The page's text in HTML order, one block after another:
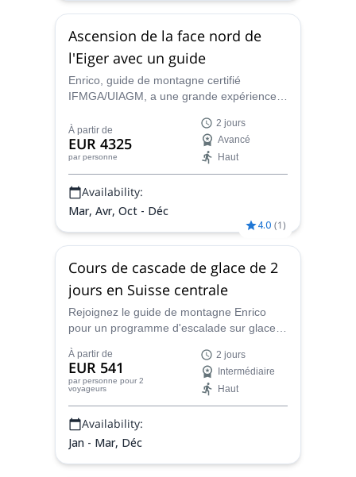
Ascension de la face nord de
l'Eiger avec un guide
Enrico, guide de montagne certifié
IFMGA/UIAGM, a une grande expérience
des Alpes, et la face nord de l'Eiger ne fait
pas exception. Rejoignez-le et profitez
d'une superbe ascension de 2 à 3 jours sur
la plus haute paroi de la région.
À partir de
EUR 4325
par personne
2 jours
Avancé
Haut
Availability:
Mar, Avr, Oct - Déc
4.0 (1)
Cours de cascade de glace de 2
jours en Suisse centrale
Rejoignez le guide de montagne Enrico
pour un programme d'escalade sur glace
passez deux jours - ou plus - à apprendre
les bases de ce sport remarquable et à
développer vos compétences en tant
qu'alpiniste et grimpeur compétent.
À partir de
EUR 541
par personne pour 2
voyageurs
2 jours
Intermédiaire
Haut
Availability:
Jan - Mar, Déc